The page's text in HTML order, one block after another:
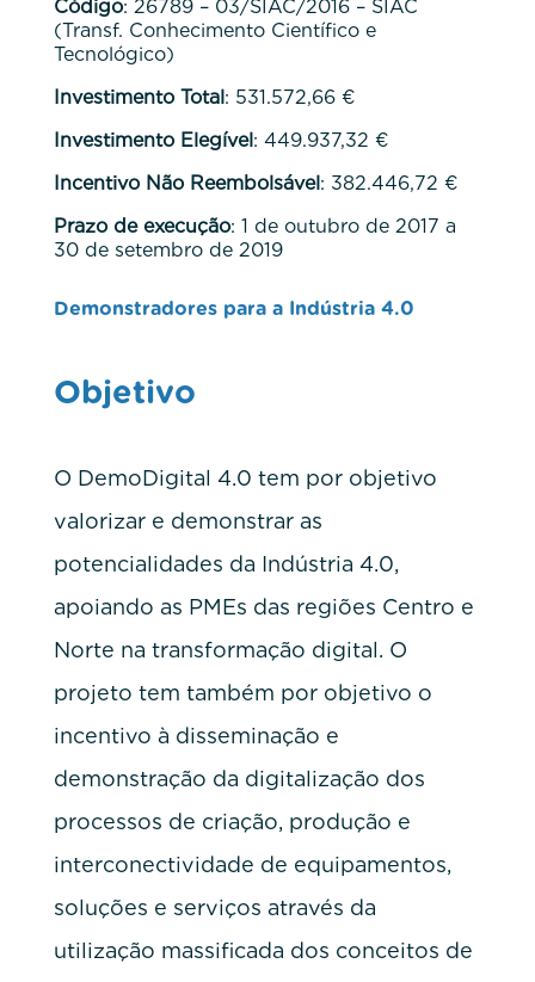
Código: 26789 – 03/SIAC/2016 – SIAC
(Transf. Conhecimento Científico e
Tecnológico)
Investimento Total : 531.572,66 €
Investimento Elegível : 449.937,32 €
Incentivo Não Reembolsável : 382.446,72 €
Prazo de execução: 1 de outubro de 2017 a
30 de setembro de 2019
Demonstradores para a Indústria 4.0
Objetivo
O DemoDigital 4.0 tem por objetivo
valorizar e demonstrar as
potencialidades da Indústria 4.0,
apoiando as PMEs das regiões Centro e
Norte na transformação digital. O
projeto tem também por objetivo o
incentivo à disseminação e
demonstração da digitalização dos
processos de criação, produção e
interconectividade de equipamentos,
soluções e serviços através da
utilização massificada dos conceitos de